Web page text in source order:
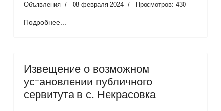
Объявления 08 февраля 2024 Просмотров: 430
Подробнее...
Извещение о возможном
установлении публичного
сервитута в с. Некрасовка